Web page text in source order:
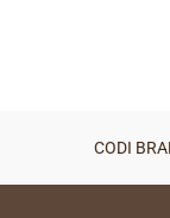
CODI